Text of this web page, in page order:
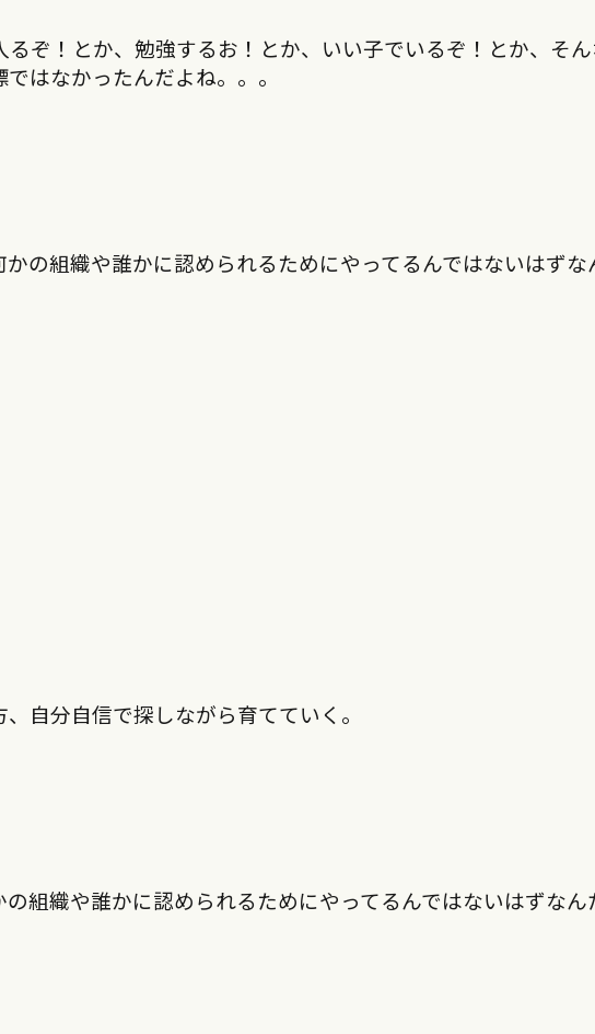
ぞ！とか、勉強するお！とか、いい子でいるぞ！とか、そ
はなかったんだよね。。。
の組織や誰かに認められるためにやってるんではないはずな
自分自信で探しながら育てていく。
組織や誰かに認められるためにやってるんではないはずなん